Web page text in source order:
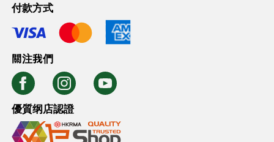
付款方式
關注我們
優質纲店認證